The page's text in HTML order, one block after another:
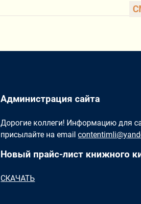
Администрация сайта
Дорогие коллеги! Информацию для
присылайте на email
Новый прайс-лист книжного
СКАЧАТЬ